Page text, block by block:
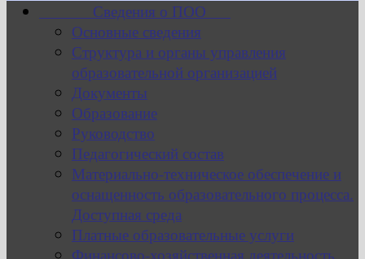
Сведения о ПОО
Основные сведения
Структура и органы управления
образовательной организацией
Документы
Образование
Руководство
Педагогический состав
Материально-техническое обеспечение и
оснащенность образовательного процесса.
Доступная среда
Платные образовательные услуги
Финансово-хозяйственная деятельность